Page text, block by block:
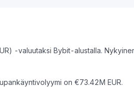
-valuutaksi Bybit-alustalla.
on €73.42M EUR.